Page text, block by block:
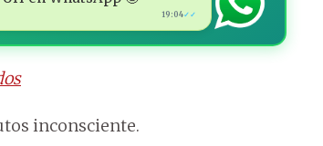
19:04✓✓
inconsciente.